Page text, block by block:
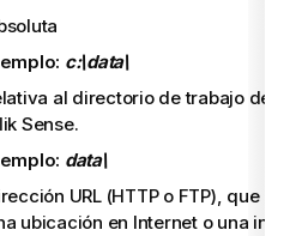
n
i
a
c:\data\
al directorio de trabajo de la
Sense.
data\
URL (HTTPo FTP), que
ubicación en Internet o una